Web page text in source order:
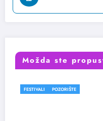
Možda ste